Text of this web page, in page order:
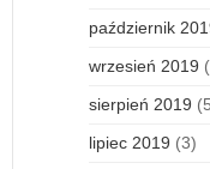
październik
wrzesień 2019
sierpień 2019
lipiec 2019 (3)